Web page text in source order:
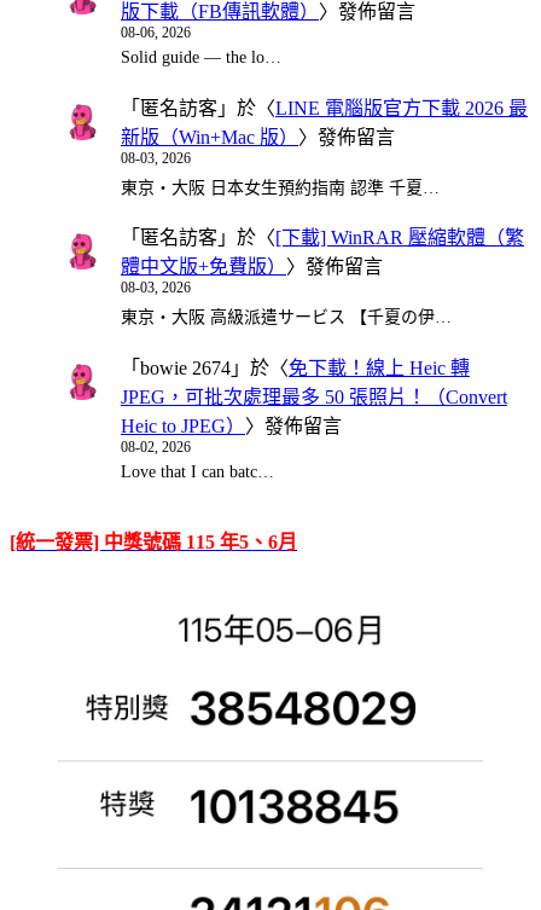
版下載（FB傳訊軟體） 〉發佈留言
08-06, 2026
Solid guide — the lo…
「 匿名訪客 」於〈LINE 電腦版官方下載 2026 最
新版（Win+Mac 版） 〉發佈留言
08-03, 2026
東京・大阪 日本女生預約指南 認準 千夏…
「 匿名訪客 」於〈[下載] WinRAR 壓縮軟體（繁
體中文版+免費版） 〉發佈留言
08-03, 2026
東京・大阪 高級派遣サービス 【千夏の伊…
「 bowie 2674 」於〈免下載！線上 Heic 轉
JPEG，可批次處理最多 50 張照片！（Convert
Heic to JPEG） 〉發佈留言
08-02, 2026
Love that I can batc…
[統一發票] 中獎號碼 115 年5、6月